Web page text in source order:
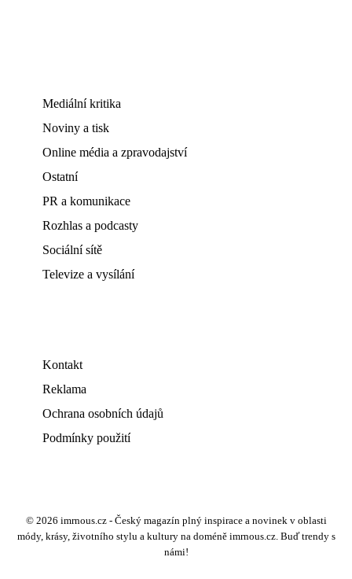
Mediální kritika
Noviny a tisk
Online média a zpravodajství
Ostatní
PR a komunikace
Rozhlas a podcasty
Sociální sítě
Televize a vysílání
Kontakt
Reklama
Ochrana osobních údajů
Podmínky použití
© 2026 imrnous.cz - Český magazín plný inspirace a novinek v oblasti
módy, krásy, životního stylu a kultury na doméně imrnous.cz. Buď trendy s
námi!